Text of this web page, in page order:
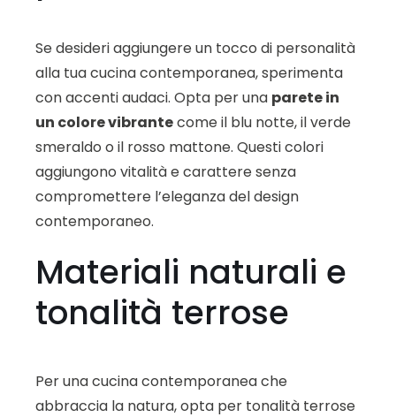
Se desideri aggiungere un tocco di personalità
alla tua cucina contemporanea, sperimenta
con accenti audaci. Opta per una parete in
un colore vibrantecome il blu notte, il verde
smeraldo o il rosso mattone. Questi colori
aggiungono vitalità e carattere senza
compromettere l’eleganza del design
contemporaneo.
Materiali naturali e
tonalità terrose
Per una cucina contemporanea che
abbraccia la natura, opta per tonalità terrose